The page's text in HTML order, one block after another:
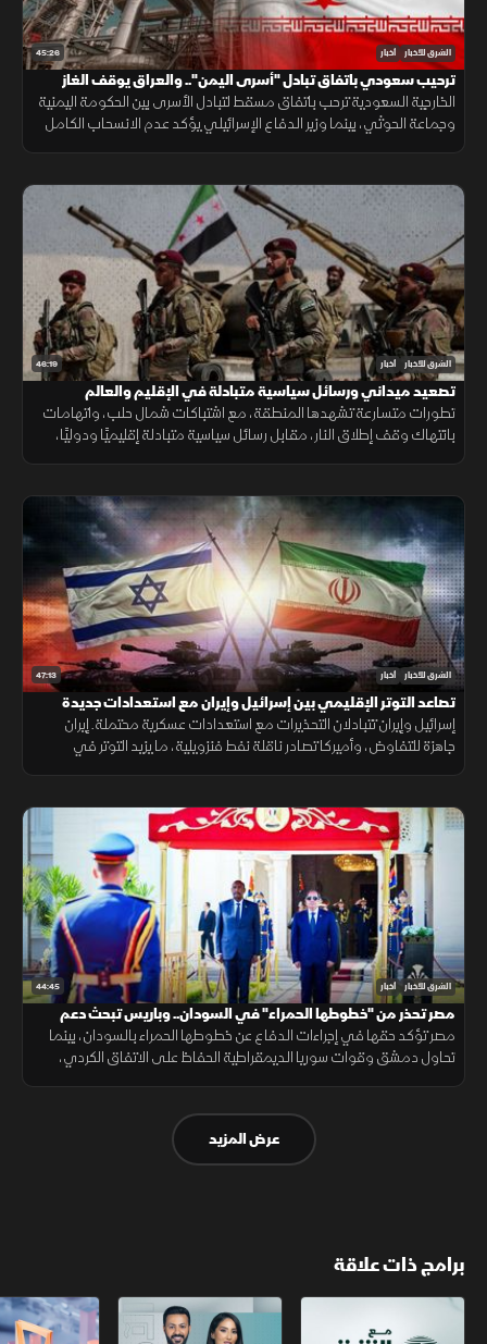
45:26 الشرق للأخبار أخبار
ترحيب سعودي باتفاق تبادل "أسرى اليمن".. والعراق يوقف الغاز
الإيراني
الخارجية السعودية ترحب باتفاق مسقط لتبادل الأسرى بين الحكومة اليمنية
وجماعة الحوثي، بينما وزير الدفاع الإسرائيلي يؤكد عدم الانسحاب الكامل
46:19 الشرق للأخبار أخبار
تصعيد ميداني ورسائل سياسية متبادلة في الإقليم والعالم
تطورات متسارعة تشهدها المنطقة، مع اشتباكات شمال حلب، واتهامات
بانتهاك وقف إطلاق النار، مقابل رسائل سياسية متبادلة إقليميًا ودوليًا،
47:13 الشرق للأخبار أخبار
تصاعد التوتر الإقليمي بين إسرائيل وإيران مع استعدادات جديدة
إسرائيل وإيران تتبادلان التحذيرات مع استعدادات عسكرية محتملة. إيران
جاهزة للتفاوض، وأميركا تصادر ناقلة نفط فنزويلية، ما يزيد التوتر في
44:45 الشرق للأخبار أخبار
مصر تحذر من "خطوطها الحمراء" في السودان.. وباريس تبحث دعم
الجيش اللبناني
مصر تؤكد حقها في إجراءات الدفاع عن خطوطها الحمراء بالسودان، بينما
تحاول دمشق وقوات سوريا الديمقراطية الحفاظ على الاتفاق الكردي،
عرض المزيد
برامج ذات علاقة
مع الشرق الأوسط الخبر الآخر أخبار الشرق